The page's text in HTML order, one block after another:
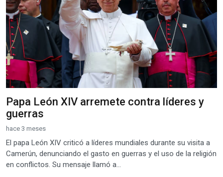
Papa León XIV arremete contra líderes y
guerras
hace 3 meses
El papa León XIV criticó a líderes mundiales durante su visita a
Camerún, denunciando el gasto en guerras y el uso de la religión
en conflictos. Su mensaje llamó a...